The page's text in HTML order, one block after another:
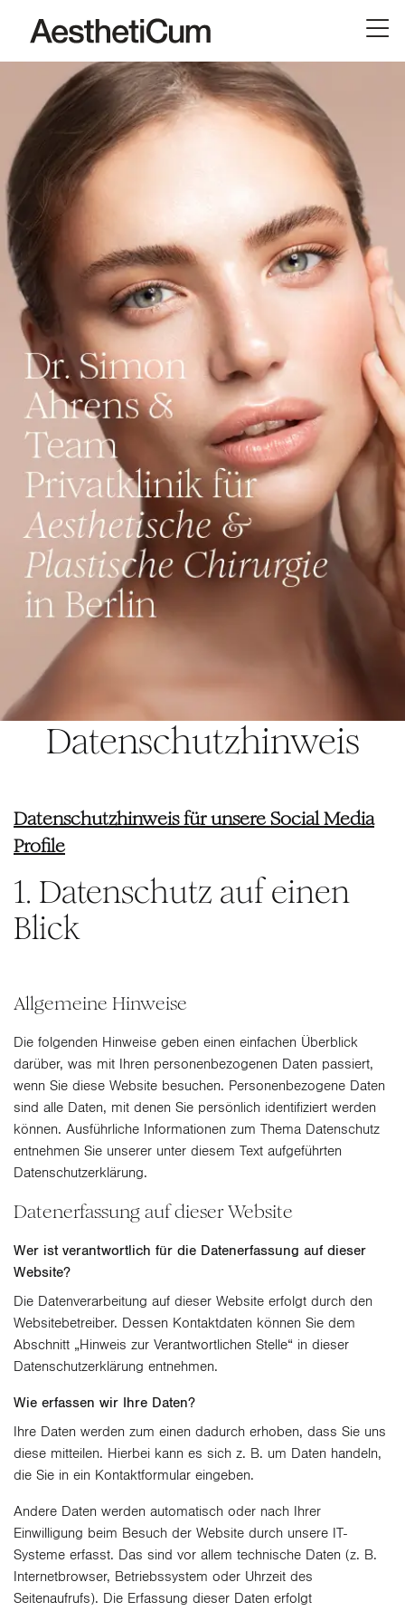
Datenschutzhinweis
Datenschutzhinweis für unsere Social Media
Profile
1. Datenschutz auf einen
Blick
Allgemeine Hinweise
Die folgenden Hinweise geben einen einfachen Überblick
darüber, was mit Ihren personenbezogenen Daten passiert,
wenn Sie diese Website besuchen. Personenbezogene Daten
sind alle Daten, mit denen Sie persönlich identifiziert werden
können. Ausführliche Informationen zum Thema Datenschutz
entnehmen Sie unserer unter diesem Text aufgeführten
Datenschutzerklärung.
Datenerfassung auf dieser Website
Wer ist verantwortlich für die Datenerfassung auf dieser
Website?
Die Datenverarbeitung auf dieser Website erfolgt durch den
Websitebetreiber. Dessen Kontaktdaten können Sie dem
Abschnitt „Hinweis zur Verantwortlichen Stelle“ in dieser
Datenschutzerklärung entnehmen.
Wie erfassen wir Ihre Daten?
Ihre Daten werden zum einen dadurch erhoben, dass Sie uns
diese mitteilen. Hierbei kann es sich z. B. um Daten handeln,
die Sie in ein Kontaktformular eingeben.
Andere Daten werden automatisch oder nach Ihrer
Einwilligung beim Besuch der Website durch unsere IT-
Systeme erfasst. Das sind vor allem technische Daten (z. B.
Internetbrowser, Betriebssystem oder Uhrzeit des
Seitenaufrufs). Die Erfassung dieser Daten erfolgt